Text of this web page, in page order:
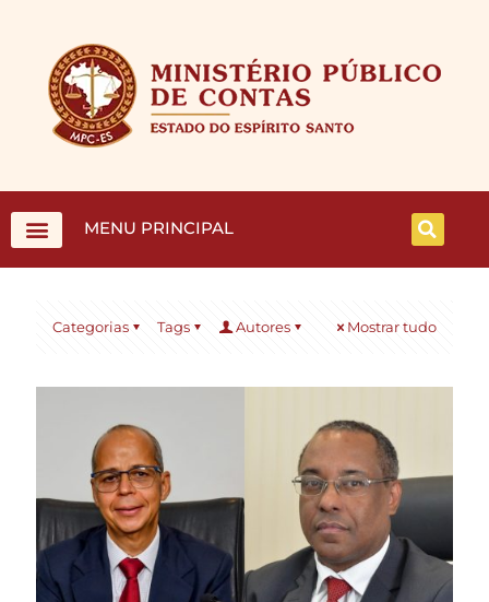
MENU PRINCIPAL
Categorias Tags Autores Mostrar tudo